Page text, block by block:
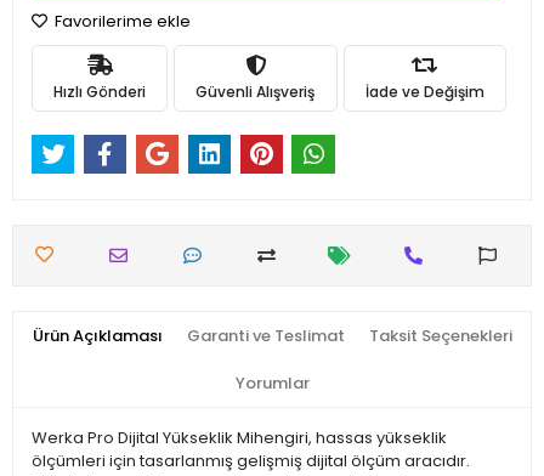
Favorilerime ekle
Hızlı Gönderi Güvenli Alışveriş İade ve Değişim
Ürün Açıklaması Garanti ve Teslimat Taksit Seçenekleri
Yorumlar
Werka Pro Dijital Yükseklik Mihengiri, hassas yükseklik
ölçümleri için tasarlanmış gelişmiş dijital ölçüm aracıdır.